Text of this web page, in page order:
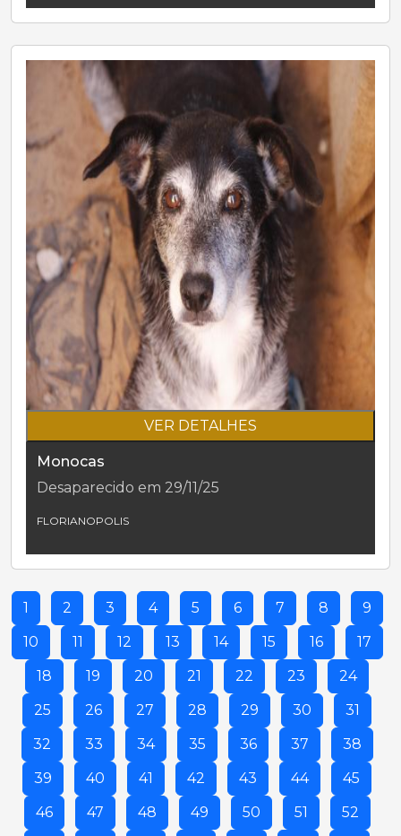
VER DETALHES
Monocas
Desaparecido em 29/11/25
FLORIANOPOLIS
1 2 3 4 5 6 7 8
9
10
11 12 13 14 15 16
17
18
19 20 21 22 23
24
25
26 27 28 29 30
31
32
33 34 35 36 37
38
39
40 41 42 43 44
45
46
47 48 49 50 51
52